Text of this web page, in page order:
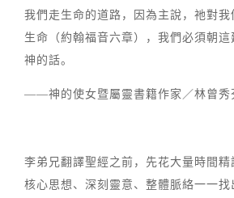
我們走生命的道路，因為主說，祂對
生命（約翰福音六章），我們必須朝
神的話。
——神的使女暨屬靈書籍作家／林曾秀
李弟兄翻譯聖經之前，先花大量時間
核心思想、深刻靈意、整體脈絡一一找